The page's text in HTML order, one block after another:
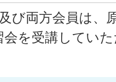
び両方会員は、
会を受講してい